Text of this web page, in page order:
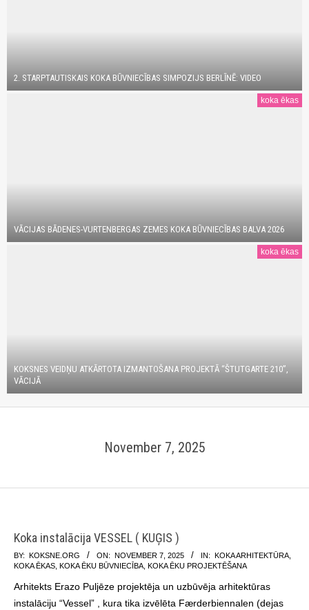
2. STARPTAUTISKAIS KOKA BŪVNIECĪBAS SIMPOZIJS BERLĪNĒ: VIDEO
koka ēkas
VĀCIJAS BĀDENES-VURTENBERGAS ZEMES KOKA BŪVNIECĪBAS BALVA 2026
koka ēkas
KOKSNES VEIDŅU ATKĀRTOTA IZMANTOŠANA PROJEKTĀ “ŠTUTGARTE 210”,
VĀCIJĀ
November 7, 2025
Koka instalācija VESSEL ( KUĢIS )
2025-
11-
07
BY: KOKSNE.ORG ON: NOVEMBER 7, 2025 IN: KOKA ARHITEKTŪRA
KOKA ĒKAS
KOKA ĒKU BŪVNIECĪBA KOKA ĒKU PROJEKTĒŠANA
Arhitekts Erazo Puljēze projektēja un uzbūvēja arhitektūras
instalāciju “Vessel” , kura tika izvēlēta Færderbiennalen (dejas